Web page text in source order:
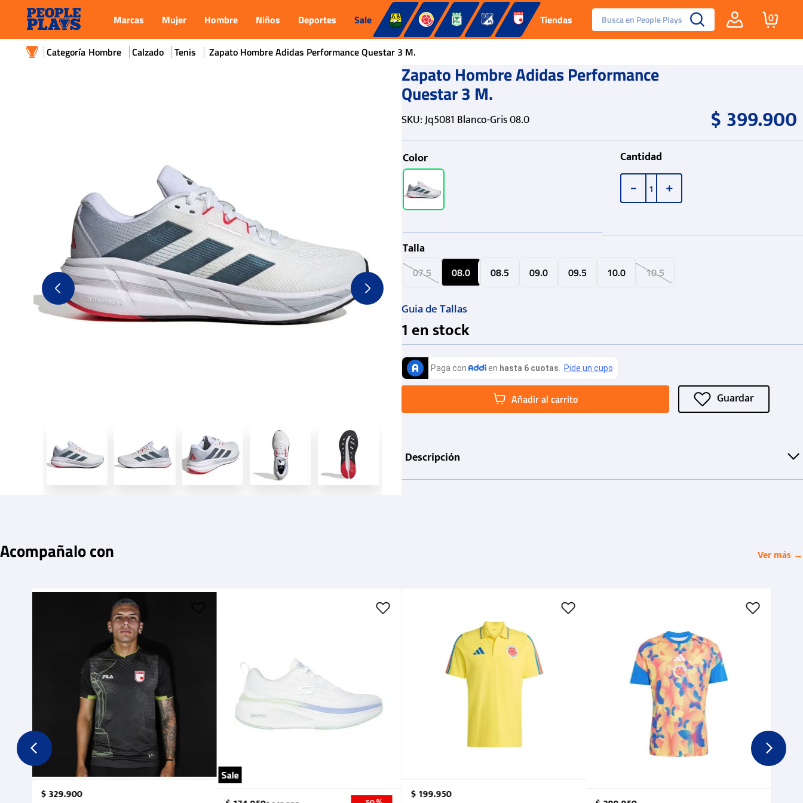
Marcas Mujer Hombre Niños Deportes Sale Tiendas Busca en People Plays
Reebok Fashion
0
Hombre Calzado Tenis Zapato Hombre Adidas Performance Questar 3 M.
Zapato Hombre Adidas Performance
Questar 3 M.
SKU:Jq5081 Blanco-Gris 08.0 $399.900
Color
Talla
07.5 08.0 08.5 09.0 09.5 10.0 10.5
Guia de Tallas
1 en stock
Cantidad
＋
－
Añadir al carrito
Descripción
Acompañalo con Ver más →
$329.900
Sale
$199.950